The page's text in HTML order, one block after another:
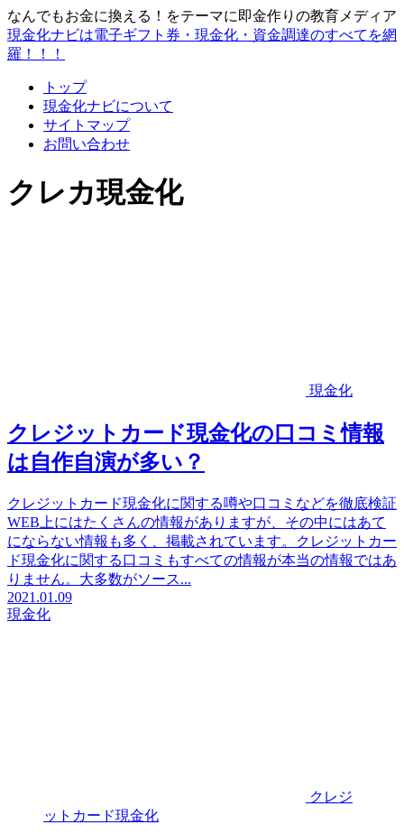
なんでもお金に換える！をテーマに即金作りの教育メディア
現金化ナビは電子ギフト券・現金化・資金調達のすべてを網
羅！！！
トップ
現金化ナビについて
サイトマップ
お問い合わせ
クレカ現金化
現金化
クレジットカード現金化の口コミ情報
は自作自演が多い？
クレジットカード現金化に関する噂や口コミなどを徹底検証
WEB上にはたくさんの情報がありますが、その中にはあて
にならない情報も多く、掲載されています。クレジットカー
ド現金化に関する口コミもすべての情報が本当の情報ではあ
りません。大多数がソース...
2021.01.09
現金化
クレジ
ットカード現金化